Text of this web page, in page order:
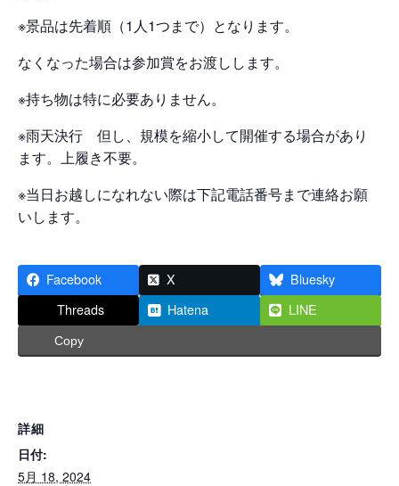
※景品は先着順（1人1つまで）となります。
なくなった場合は参加賞をお渡しします。
※持ち物は特に必要ありません。
※雨天決行 但し、規模を縮小して開催する場合があり
ます。上履き不要。
※当日お越しになれない際は下記電話番号まで連絡お願
いします。
Facebook X
Bluesky
Threads
Hatena LINE
Copy
詳細
日付:
5月 18, 2024